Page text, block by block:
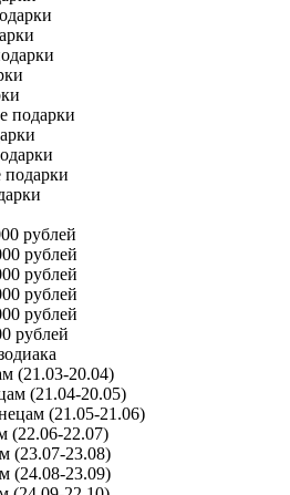
подарки
подарки
рублей
рублей
рублей
рублей
рублей
рублей
(21.03-20.04)
(21.04-20.05)
(21.05-21.06)
(22.06-22.07)
(23.07-23.08)
(24.08-23.09)